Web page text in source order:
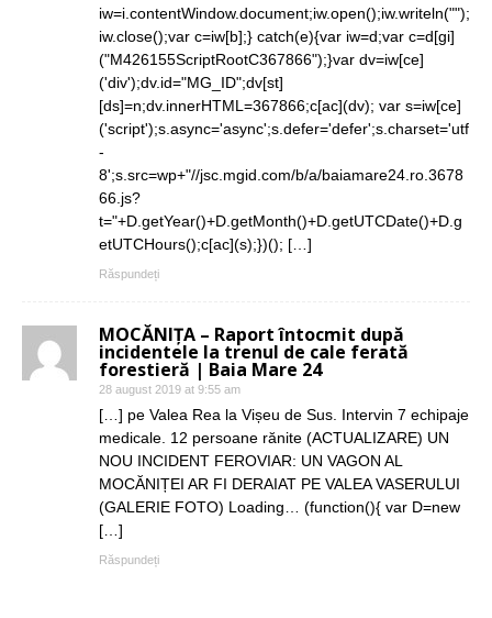
iw=i.contentWindow.document;iw.open();iw.writeln("");
iw.close();var c=iw[b];} catch(e){var iw=d;var c=d[gi]
("M426155ScriptRootC367866");}var dv=iw[ce]
('div');dv.id="MG_ID";dv[st]
[ds]=n;dv.innerHTML=367866;c[ac](dv); var s=iw[ce]
('script');s.async='async';s.defer='defer';s.charset='utf
-
8';s.src=wp+"//jsc.mgid.com/b/a/baiamare24.ro.3678
66.js?
t="+D.getYear()+D.getMonth()+D.getUTCDate()+D.g
etUTCHours();c[ac](s);})(); […]
Răspundeți
MOCĂNIȚA – Raport întocmit după
incidentele la trenul de cale ferată
forestieră | Baia Mare 24
28 august 2019 at 9:55 am
[…] pe Valea Rea la Vișeu de Sus. Intervin 7 echipaje
medicale. 12 persoane rănite (ACTUALIZARE) UN
NOU INCIDENT FEROVIAR: UN VAGON AL
MOCĂNIȚEI AR FI DERAIAT PE VALEA VASERULUI
(GALERIE FOTO) Loading… (function(){ var D=new
[…]
Răspundeți